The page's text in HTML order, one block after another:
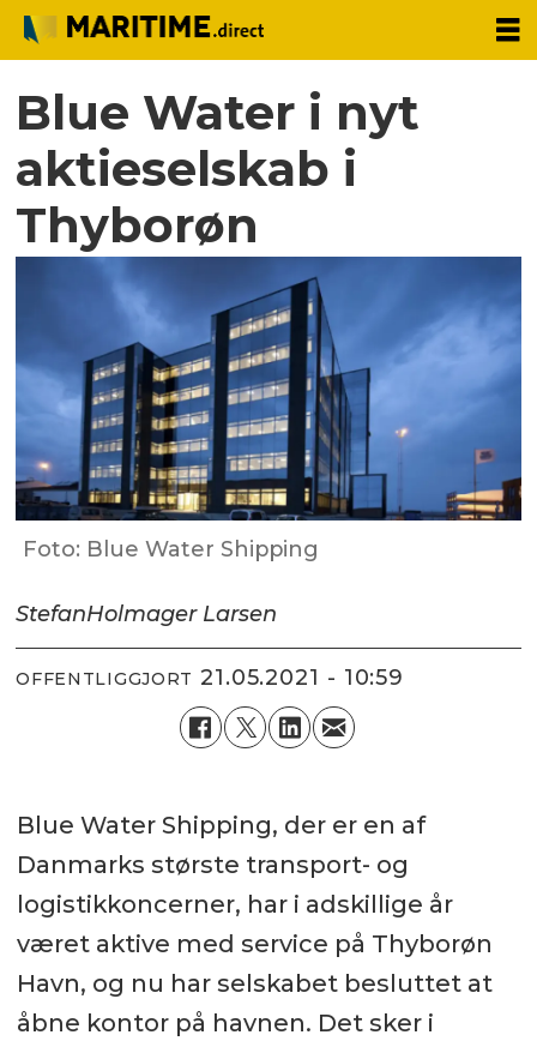
Blue Water i nyt
aktieselskab i
Thyborøn
Foto: Blue Water Shipping
StefanHolmager Larsen
OFFENTLIGGJORT 21.05.2021 - 10:59
Blue Water Shipping, der er en af
Danmarks største transport- og
logistikkoncerner, har i adskillige år
været aktive med service på Thyborøn
Havn, og nu har selskabet besluttet at
åbne kontor på havnen. Det sker i